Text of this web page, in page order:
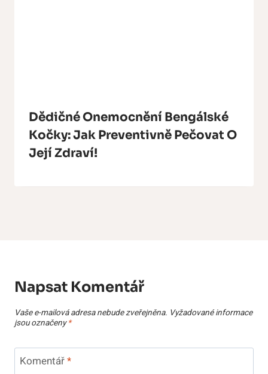
Dědičné Onemocnění Bengálské
Kočky: Jak Preventivně Pečovat O
Její Zdraví!
Napsat Komentář
Vaše e-mailová adresa nebude zveřejněna. Vyžadované informace
jsou označeny*
Komentář*